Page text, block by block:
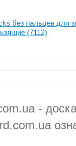
без пальцев для
(7112)
-